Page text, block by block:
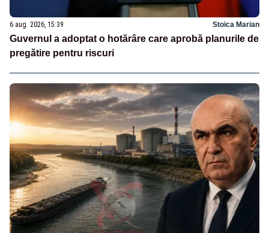
6 aug. 2026, 15:39 Stoica Marian
Guvernul a adoptat o hotărâre care aprobă planurile de
pregătire pentru riscuri